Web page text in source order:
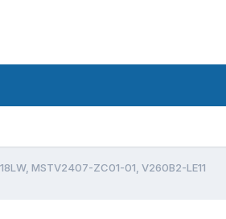
MSTV2407-ZC01-01, V260B2-LE11